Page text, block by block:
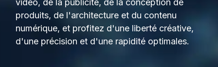
vidéo, de la publicité, de la conception de
produits, de l'architecture et du contenu
numérique, et profitez d'une liberté créative,
d'une précision et d'une rapidité optimales.